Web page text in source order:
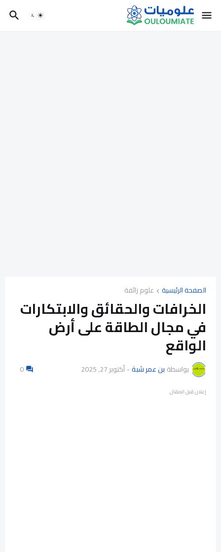
الصفحة الرئيسية علوم زائفة
الخرافات والحقائق والابتكارات
في مجال الطاقة على أرض
الواقع
بواسطة بن عمر شبة-أكتوبر 27, 2025 0
إعلان قبل المقال